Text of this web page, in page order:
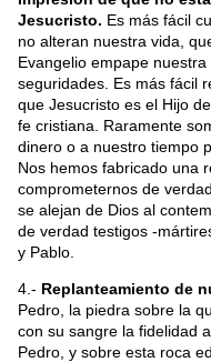
Jesucristo. Es más fácil
no alteran nuestra vida,
Evangelio empape
seguridades. Es más fácil
que Jesucristo es el Hijo
fe cristiana. Raramente
dinero o a nuestro tiempo
Nos hemos fabricado una
comprometernos de
se alejan de Dios al
de verdad testigos -
y Pablo.
4.- Replanteamiento de
Pedro, la piedra sobre la
con su sangre la fidelidad
Pedro, y sobre esta roca